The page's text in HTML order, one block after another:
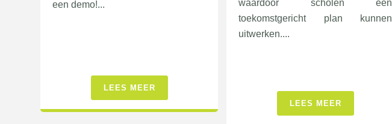
een demo!...
LEES MEER
waardoor scholen een
toekomstgericht plan kunnen
uitwerken....
LEES MEER